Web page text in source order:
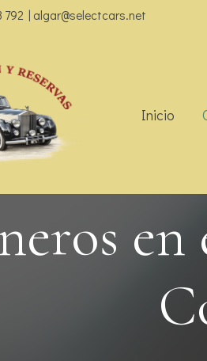
792 | algar@selectcars.net
Inicio